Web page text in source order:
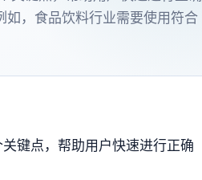
如，食品饮料行业需要使用符合
键点，帮助用户快速进行正确